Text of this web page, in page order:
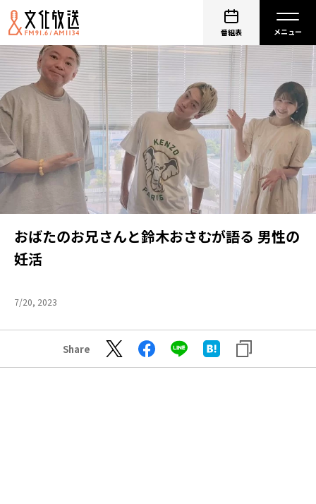
番組表
おばたのお兄さんと鈴木おさむが語る 男性の
妊活
7/20, 2023
Share